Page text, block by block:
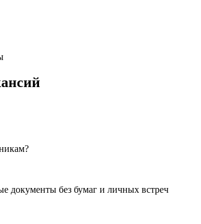
документы без бумаг и личных встреч